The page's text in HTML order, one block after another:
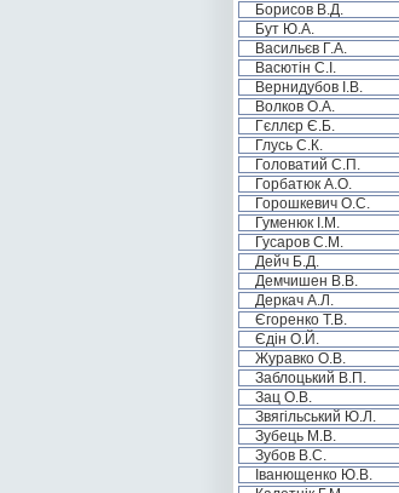
Борисов В.Д.
Бут Ю.А.
Васильєв Г.А.
Васютін С.І.
Вернидубов І.В.
Волков О.А.
Гєллєр Є.Б.
Глусь С.К.
Головатий С.П.
Горбатюк А.О.
Горошкевич О.С.
Гуменюк І.М.
Гусаров С.М.
Дейч Б.Д.
Демчишен В.В.
Деркач А.Л.
Єгоренко Т.В.
Єдін О.Й.
Журавко О.В.
Заблоцький В.П.
Зац О.В.
Звягільський Ю.Л.
Зубець М.В.
Зубов В.С.
Іванющенко Ю.В.